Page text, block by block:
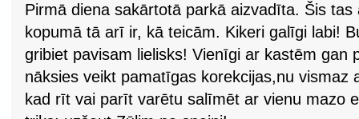
Pirmā diena sakārtotā parkā aizvadīta. Šis
kopumā tā arī ir, kā teicām. Kikeri galīgi labi!
gribiet pavisam lielisks! Vienīgi ar kastēm gan
nāksies veikt pamatīgas korekcijas,nu vismaz
kad rīt vai parīt varētu salīmēt ar vienu mazo